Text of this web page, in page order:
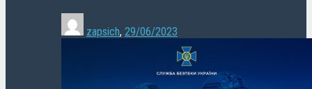
zapsich, 29/06/2023